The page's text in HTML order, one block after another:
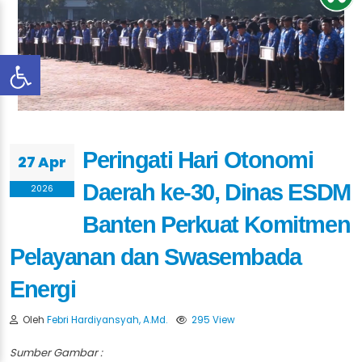
27 Apr
2026
Peringati Hari Otonomi
Daerah ke-30, Dinas ESDM
Banten Perkuat Komitmen
Pelayanan dan Swasembada
Energi
Oleh Febri Hardiyansyah, A.Md. 295 View
Sumber Gambar :